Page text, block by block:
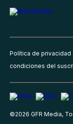
Política de privacidad
condiciones del
©2026 GFR Media,